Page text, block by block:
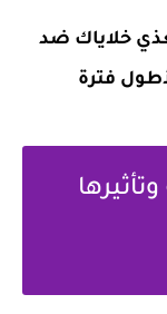
خلاياك ضد
فترة